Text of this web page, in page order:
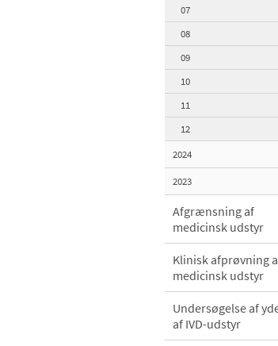
07
08
09
10
11
12
2024
2023
Afgrænsning af
medicinsk udstyr
Klinisk afprøvning
medicinsk udstyr
Undersøgelse af
af IVD-udstyr